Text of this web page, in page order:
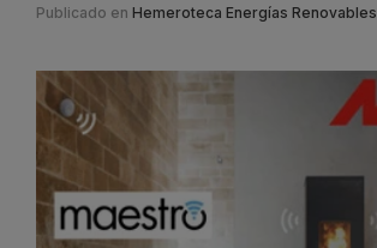
Publicado en Hemeroteca Energías Renovables